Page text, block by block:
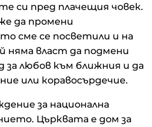
си пред плачещия човек.
да промени
сме се посветили и на
няма власт да подмени
за любов към ближния и да
или коравосърдечие.
за национална
Църквата е дом за